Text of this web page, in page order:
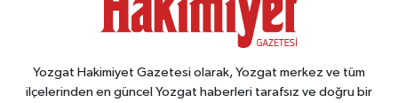
Yozgat Hakimiyet Gazetesi olarak, Yozgat merkez ve tüm
ilçelerinden en güncel Yozgat haberleri tarafsız ve doğru bir